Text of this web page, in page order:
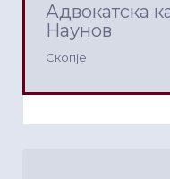
Адвокатска
Наунов
Скопје